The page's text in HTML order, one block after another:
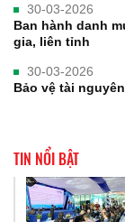
30-03-2026
Ban hành danh
gia, liên tỉnh
30-03-2026
Bảo vệ tài
TIN NỔI BẬT